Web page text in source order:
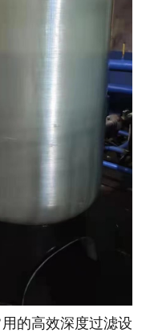
的高效深度过滤设